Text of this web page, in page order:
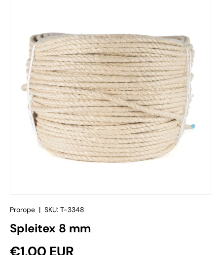
Prorope | SKU: T-3348
Spleitex 8 mm
Reguliere prijs
€1,00 EUR